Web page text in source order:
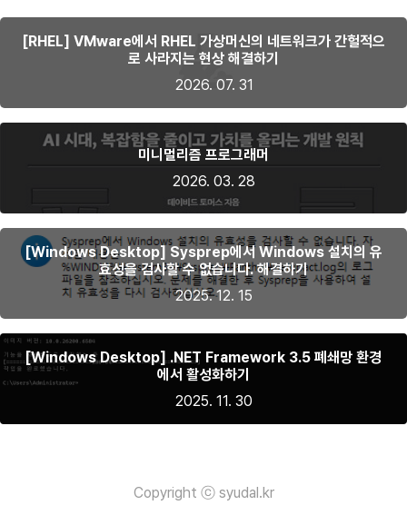
[RHEL] VMware에서 RHEL 가상머신의 네트워크가 간헐적으
로 사라지는 현상 해결하기
2026. 07. 31
미니멀리즘 프로그래머
2026. 03. 28
[Windows Desktop] Sysprep에서 Windows 설치의 유
효성을 검사할 수 없습니다. 해결하기
2025. 12. 15
[Windows Desktop] .NET Framework 3.5 폐쇄망 환경
에서 활성화하기
2025. 11. 30
Copyright ⓒ syudal.kr